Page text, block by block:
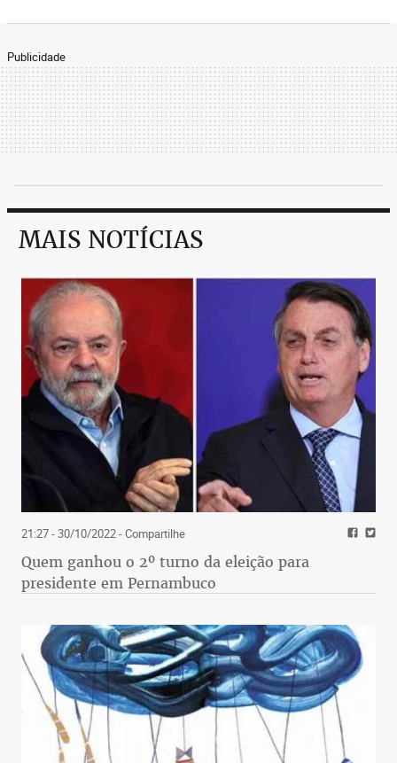
Publicidade
MAIS NOTÍCIAS
21:27 - 30/10/2022- Compartilhe
Quem ganhou o 2º turno da eleição para
presidente em Pernambuco